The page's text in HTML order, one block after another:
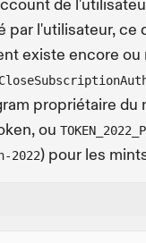
de
par l'utilisateur,
existe encore ou
propriétaire du
ou
2022) pour les